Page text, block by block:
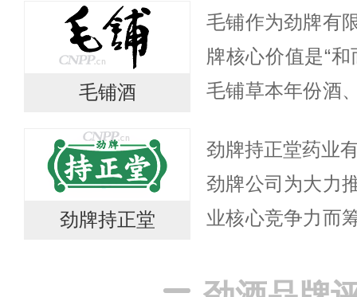
毛铺酒
毛铺作为劲牌有
牌核心价值是“
毛铺草本年份酒
国家发明专利，
精华，真...
劲牌持正堂
劲牌持正堂药业
劲牌公司为大力
业核心竞争力而
造中药配方颗粒